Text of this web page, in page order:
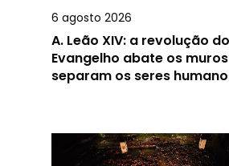
6 agosto 2026
A. Leão XIV: a revolução do
Evangelho abate os
separam os seres